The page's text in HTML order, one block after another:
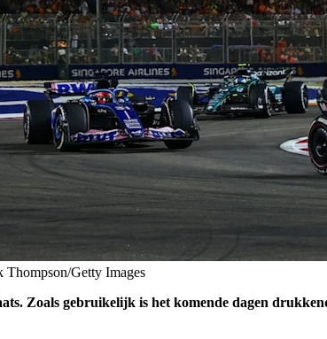
Getty Images
Zoals gebruikelijk is het komende dagen